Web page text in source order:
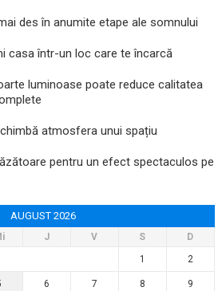
des în anumite etape ale somnului
casa într-un loc care te încarcă
luminoase poate reduce calitatea
atmosfera unui spațiu
pentru un efect spectaculos pe
AUGUST 2026
J V S
D
1
2
6 7 8 9